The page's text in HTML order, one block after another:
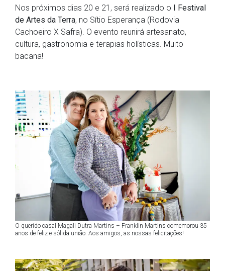
Nos próximos dias 20 e 21, será realizado o I Festival
de Artes da Terra, no Sítio Esperança (Rodovia
Cachoeiro X Safra). O evento reunirá artesanato,
cultura, gastronomia e terapias holísticas. Muito
bacana!
O querido casal Magali Dutra Martins – Franklin Martins comemorou 35
anos de feliz e sólida união. Aos amigos, as nossas felicitações!